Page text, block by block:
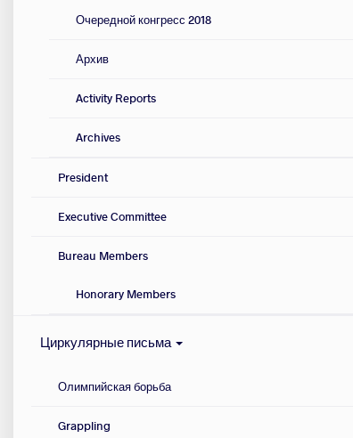
Очередной конгресс 2018
Архив
Activity Reports
Archives
President
Executive Committee
Bureau Members
Honorary Members
Циркулярные письма
Олимпийская борьба
Grappling